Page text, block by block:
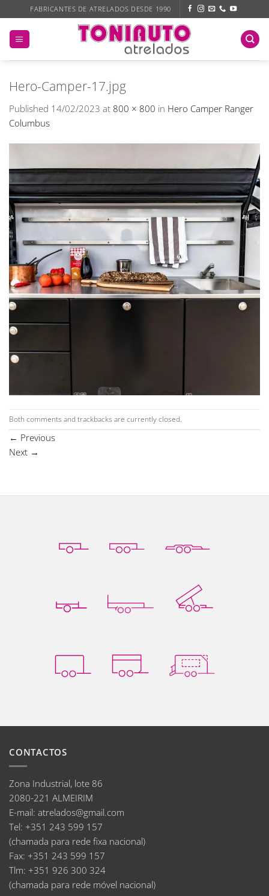
to
content
FABRICANTES DE ATRELADOS DESDE 1990
Hero-Camper-17.jpg
Published 14/02/2023 at 800 × 800 in Hero Camper Ranger
Columbus
Both comments and trackbacks are currently closed.
← Previous
Next →
CONTACTOS
Zona Industrial, lote 86
2080-221 ALMEIRIM
E-mail: atrelados@gmail.com
Tel: +351 243 599 157
(chamada para rede fixa nacional)
Fax: +351 243 599 157
Tlm: +351 926 300 324
(chamada para rede móvel nacional)